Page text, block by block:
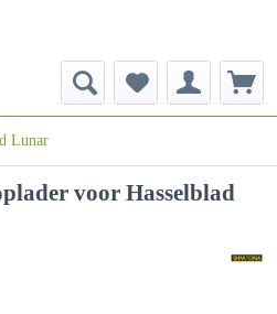
Lunar
voor Hasselblad